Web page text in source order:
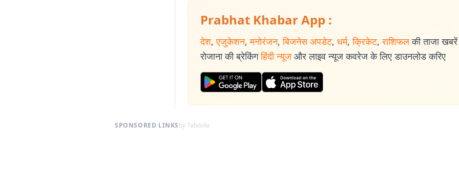
Prabhat Khabar App :
देश, एजुकेशन, मनोरंजन, बिजनेस अपडेट, धर्म, क्रिकेट, राशिफल की ताजा
रोजाना की ब्रेकिंग हिंदी न्यूज और लाइव न्यूज कवरेज के लिए डाउनलोड करिए
SPONSORED LINKSby Taboola